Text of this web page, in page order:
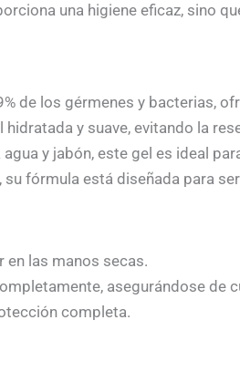
una higiene eficaz, sino
de los gérmenes y bacterias,
y suave, evitando la
y jabón, este gel es ideal
fórmula está diseñada para
en las manos secas.
asegurándose de
completa.